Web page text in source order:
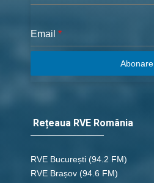
Email *
Abonare
Rețeaua RVE România
RVE București (94.2 FM)
RVE Brașov (94.6 FM)